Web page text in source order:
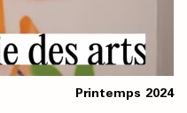
Printemps 2024